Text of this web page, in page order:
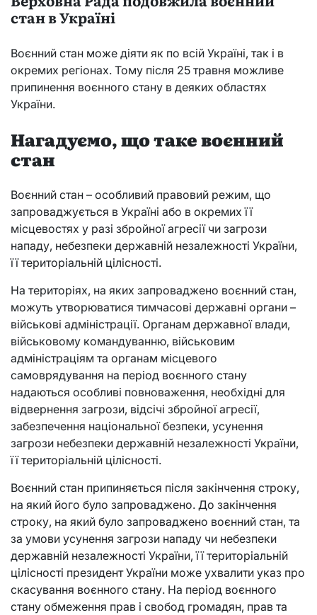
стан в Україні
Воєнний стан може діяти як по всій Україні, так і в
окремих регіонах. Тому після 25 травня можливе
припинення воєнного стану в деяких областях
України.
Нагадуємо, що таке воєнний
стан
Воєнний стан – особливий правовий режим, що
запроваджується в Україні або в окремих її
місцевостях у разі збройної агресії чи загрози
нападу, небезпеки державній незалежності України,
її територіальній цілісності.
На територіях, на яких запроваджено воєнний стан,
можуть утворюватися тимчасові державні органи –
військові адміністрації. Органам державної влади,
військовому командуванню, військовим
адміністраціям та органам місцевого
самоврядування на період воєнного стану
надаються особливі повноваження, необхідні для
відвернення загрози, відсічі збройної агресії,
забезпечення національної безпеки, усунення
загрози небезпеки державній незалежності України,
її територіальній цілісності.
Воєнний стан припиняється після закінчення строку,
на який його було запроваджено. До закінчення
строку, на який було запроваджено воєнний стан, та
за умови усунення загрози нападу чи небезпеки
державній незалежності України, її територіальній
цілісності президент України може ухвалити указ про
скасування воєнного стану. На період воєнного
стану обмеження прав і свобод громадян, прав та